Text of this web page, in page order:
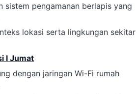
sistem pengamanan berlapis yang
lokasi serta lingkungan sekitar
I Jumat
dengan jaringan Wi-Fi rumah